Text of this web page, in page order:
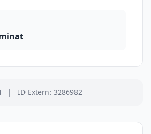
| ID Extern: 3286982